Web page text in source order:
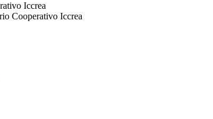
Iccrea
Cooperativo Iccrea